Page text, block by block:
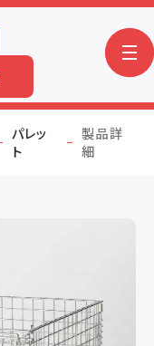
パレッ
ト
製品詳
細